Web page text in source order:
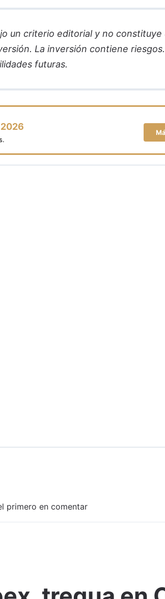
un criterio editorial y no constituye
La inversión contiene
futuras.
primero en comentar